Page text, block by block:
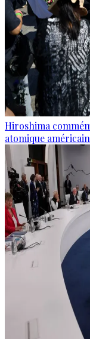
Hiroshima
atomique américain